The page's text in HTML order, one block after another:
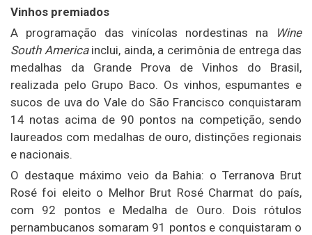
Vinhos premiados
A programação das vinícolas nordestinas na
Wine
South Americainclui, ainda, a cerimônia de entrega das
medalhas da Grande Prova de Vinhos do Brasil,
realizada pelo Grupo Baco. Os vinhos, espumantes e
sucos de uva do Vale do São Francisco conquistaram
14 notas acima de 90 pontos na competição, sendo
laureados com medalhas de ouro, distinções regionais
e nacionais.
O destaque máximo veio da Bahia: o Terranova Brut
Rosé foi eleito o Melhor Brut Rosé Charmat do país,
com 92 pontos e Medalha de Ouro. Dois rótulos
pernambucanos somaram 91 pontos e conquistaram o